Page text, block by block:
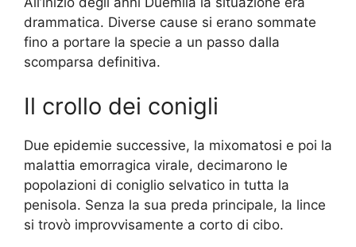
drammatica. Diverse cause si erano sommate
fino a portare la specie a un passo dalla
scomparsa definitiva.
Il crollo dei conigli
Due epidemie successive, la mixomatosi e poi la
malattia emorragica virale, decimarono le
popolazioni di coniglio selvatico in tutta la
penisola. Senza la sua preda principale, la lince
si trovò improvvisamente a corto di cibo.